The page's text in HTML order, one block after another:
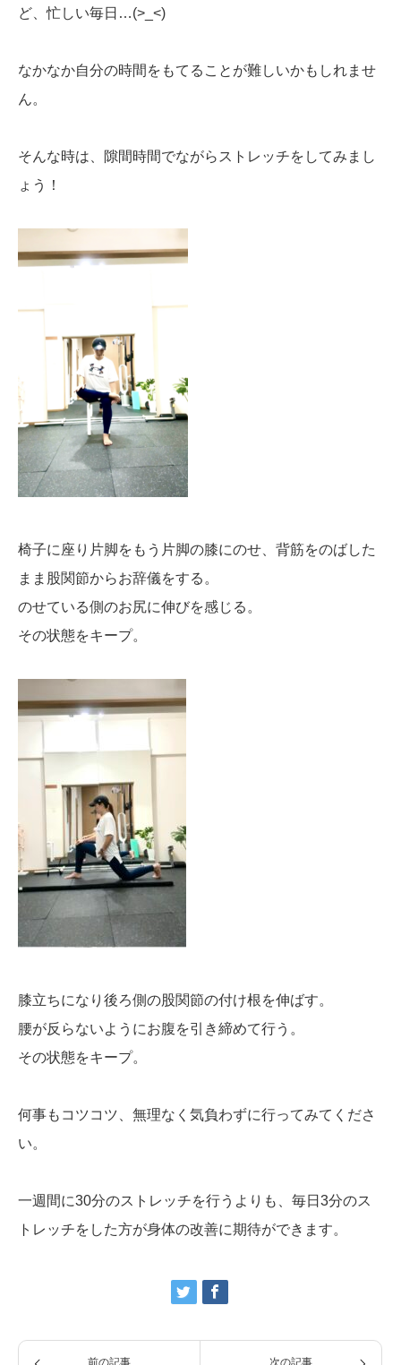
ど、忙しい毎日…(>_<)
なかなか自分の時間をもてることが難しいかもしれませ
ん。
そんな時は、隙間時間でながらストレッチをしてみまし
ょう！
椅子に座り片脚をもう片脚の膝にのせ、背筋をのばした
まま股関節からお辞儀をする。
のせている側のお尻に伸びを感じる。
その状態をキープ。
膝立ちになり後ろ側の股関節の付け根を伸ばす。
腰が反らないようにお腹を引き締めて行う。
その状態をキープ。
何事もコツコツ、無理なく気負わずに行ってみてくださ
い。
一週間に30分のストレッチを行うよりも、毎日3分のス
トレッチをした方が身体の改善に期待ができます。
前の記事 次の記事